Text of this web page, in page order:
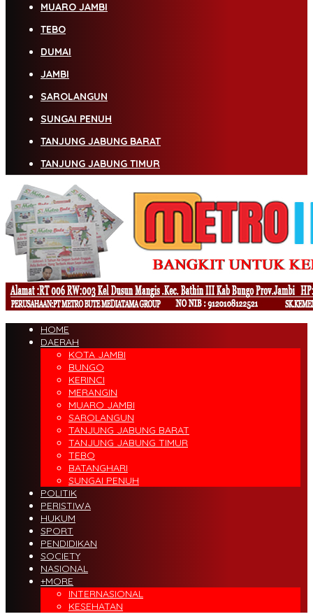
MUARO JAMBI
TEBO
DUMAI
JAMBI
SAROLANGUN
SUNGAI PENUH
TANJUNG JABUNG BARAT
TANJUNG JABUNG TIMUR
HOME
DAERAH
KOTA JAMBI
BUNGO
KERINCI
MERANGIN
MUARO JAMBI
SAROLANGUN
TANJUNG JABUNG BARAT
TANJUNG JABUNG TIMUR
TEBO
BATANGHARI
SUNGAI PENUH
POLITIK
PERISTIWA
HUKUM
SPORT
PENDIDIKAN
SOCIETY
NASIONAL
+MORE
INTERNASIONAL
KESEHATAN